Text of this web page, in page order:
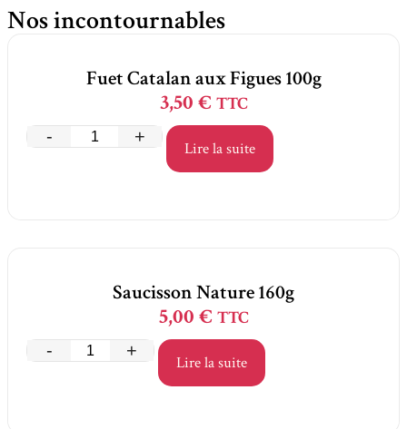
Nos incontournables
Fuet Catalan aux Figues 100g
3,50 € TTC
- +
Lire la suite
Saucisson Nature 160g
5,00 € TTC
- +
Lire la suite